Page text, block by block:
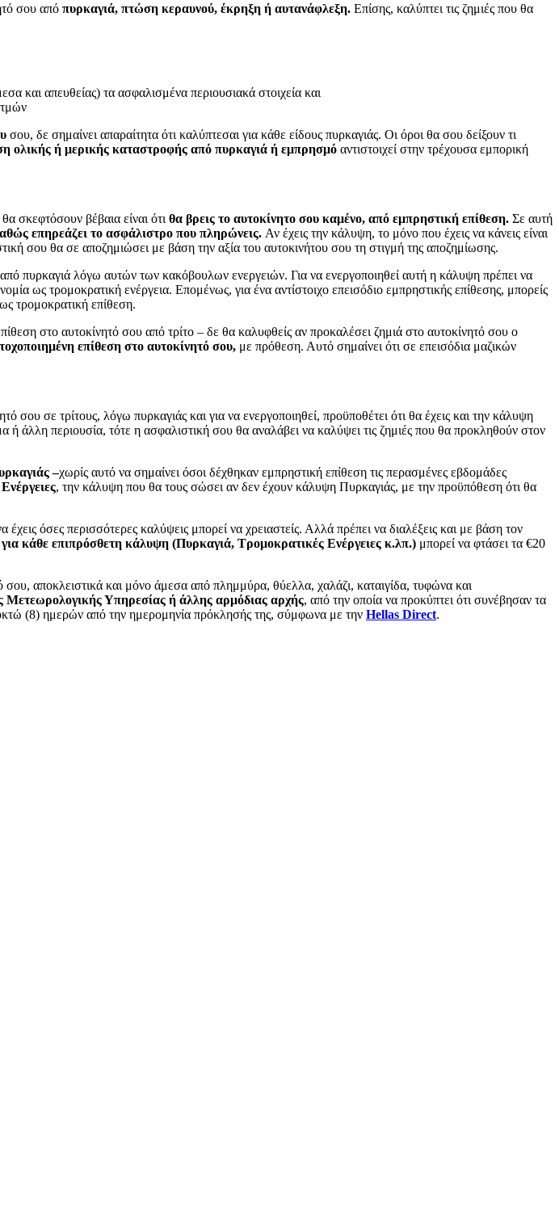
σου από πυρκαγιά, πτώση κεραυνού, έκρηξη ή αυτανάφλεξη. Επίσης, καλύπτει τις ζημιές που θα
και απευθείας) τα ασφαλισμένα περιουσιακά στοιχεία και
σου, δε σημαίνει απαραίτητα ότι καλύπτεσαι για κάθε είδους πυρκαγιάς. Οι όροι θα σου δείξουν τι
ολικής ή μερικής καταστροφής από πυρκαγιά ή εμπρησμό αντιστοιχεί στην τρέχουσα εμπορική
σκεφτόσουν βέβαια είναι ότι θα βρεις το αυτοκίνητο σου καμένο, από εμπρηστική επίθεση. Σε αυτή
επηρεάζει το ασφάλιστρο που πληρώνεις. Αν έχεις την κάλυψη, το μόνο που έχεις να κάνεις είναι
σου θα σε αποζημιώσει με βάση την αξία του αυτοκινήτου σου τη στιγμή της αποζημίωσης.
από πυρκαγιά λόγω αυτών των κακόβουλων ενεργειών. Για να ενεργοποιηθεί αυτή η κάλυψη πρέπει να
ως τρομοκρατική ενέργεια. Επομένως, για ένα αντίστοιχο επεισόδιο εμπρηστικής επίθεσης, μπορείς
τρομοκρατική επίθεση.
στο αυτοκίνητό σου από τρίτο – δε θα καλυφθείς αν προκαλέσει ζημιά στο αυτοκίνητό σου ο
επίθεση στο αυτοκίνητό σου, με πρόθεση. Αυτό σημαίνει ότι σε επεισόδια μαζικών
σου σε τρίτους, λόγω πυρκαγιάς και για να ενεργοποιηθεί, προϋποθέτει ότι θα έχεις και την κάλυψη
άλλη περιουσία, τότε η ασφαλιστική σου θα αναλάβει να καλύψει τις ζημιές που θα προκληθούν στον
–χωρίς αυτό να σημαίνει όσοι δέχθηκαν εμπρηστική επίθεση τις περασμένες εβδομάδες
, την κάλυψη που θα τους σώσει αν δεν έχουν κάλυψη Πυρκαγιάς, με την προϋπόθεση ότι θα
έχεις όσες περισσότερες καλύψεις μπορεί να χρειαστείς. Αλλά πρέπει να διαλέξεις και με βάση τον
κάθε επιπρόσθετη κάλυψη (Πυρκαγιά, Τρομοκρατικές Ενέργειες κ.λπ.) μπορεί να φτάσει τα €20
σου, αποκλειστικά και μόνο άμεσα από πλημμύρα, θύελλα, χαλάζι, καταιγίδα, τυφώνα και
Μετεωρολογικής Υπηρεσίας ή άλλης αρμόδιας αρχής, από την οποία να προκύπτει ότι συνέβησαν τα
(8) ημερών από την ημερομηνία πρόκλησής της, σύμφωνα με την Hellas Direct.